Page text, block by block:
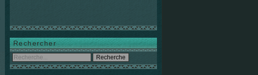
Rechercher